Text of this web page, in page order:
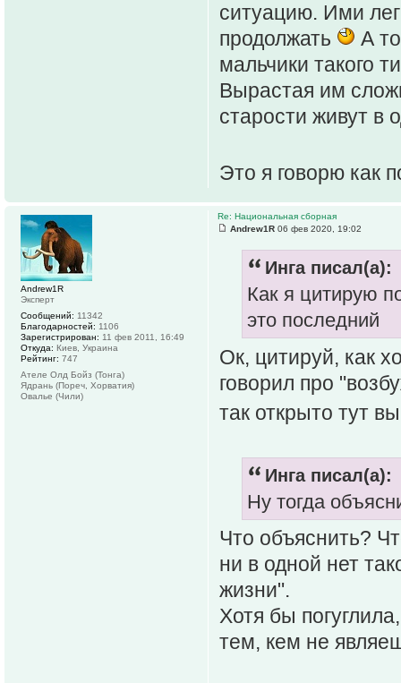
ситуацию. Ими
продолжать
А
мальчики такого
Вырастая им
старости живут в
Это я говорю как
Re: Национальная сборная
Andrew1R 06 фев 2020, 19:02
Инга писал(а):
Как я цитирую
это последний
Ок, цитируй, как
говорил про
так открыто тут
Инга писал(а):
Ну тогда
Что объяснить?
ни в одной нет
жизни".
Хотя бы
тем, кем не
Andrew1R
Эксперт
Сообщений: 11342
Благодарностей: 1106
Зарегистрирован: 11 фев 2011, 16:49
Откуда: Киев, Украина
Рейтинг: 747
Ателе Олд Бойз (Тонга)
Ядрань (Пореч, Хорватия)
Овалье (Чили)